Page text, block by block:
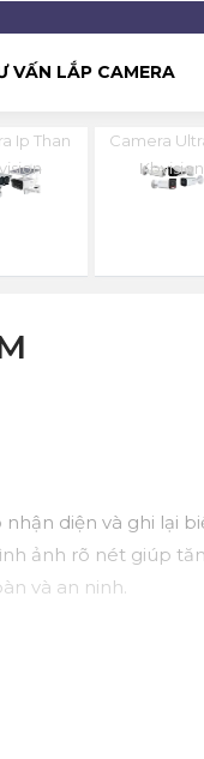
VẤN LẮP CAMERA
Ip Than
Camera
Kbvision
diện và ghi lại
ảnh rõ nét giúp
và an ninh.